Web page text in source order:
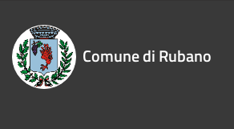
Comune di Rubano